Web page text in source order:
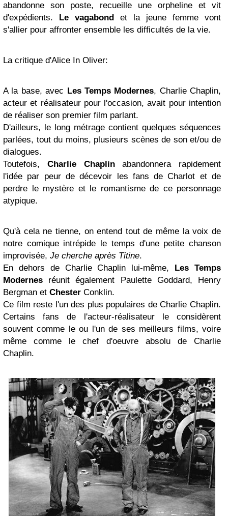
abandonne son poste, recueille une orpheline et vit
d'expédients. Le vagabond et la jeune femme vont
s'allier pour affronter ensemble les difficultés de la vie.
La critique d'Alice In Oliver:
A la base, avec Les Temps Modernes, Charlie Chaplin,
acteur et réalisateur pour l'occasion, avait pour intention
de réaliser son premier film parlant.
D'ailleurs, le long métrage contient quelques séquences
parlées, tout du moins, plusieurs scènes de son et/ou de
dialogues.
Toutefois, Charlie Chaplinabandonnera rapidement
l'idée par peur de décevoir les fans de Charlot et de
perdre le mystère et le romantisme de ce personnage
atypique.
Qu'à cela ne tienne, on entend tout de même la voix de
notre comique intrépide le temps d'une petite chanson
improvisée, Je cherche après Titine.
En dehors de Charlie Chaplin lui-même, Les Temps
Modernes réunit également Paulette Goddard, Henry
Bergman et Chester Conklin.
Ce film reste l'un des plus populaires de Charlie Chaplin.
Certains fans de l'acteur-réalisateur le considèrent
souvent comme le ou l'un de ses meilleurs films, voire
même comme le chef d'oeuvre absolu de Charlie
Chaplin.